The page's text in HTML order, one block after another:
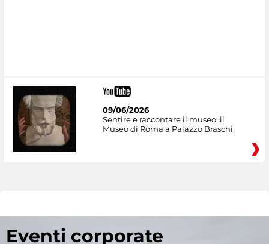
09/06/2026
Sentire e raccontare il museo: il
Museo di Roma a Palazzo Braschi
Eventi corporate